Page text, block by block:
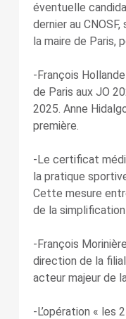
éventuelle
dernier au
la maire de Paris,
-François
de Paris aux JO
2025. Anne
première.
-Le certificat
la pratique
Cette mesure
de la
-François
direction de la
acteur majeur de
-L’opération « les